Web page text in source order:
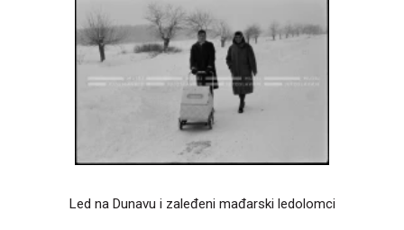
Led na Dunavu i zaleđeni mađarski ledolomci